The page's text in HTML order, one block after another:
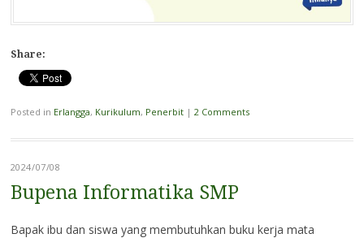
Share:
Posted in Erlangga, Kurikulum, Penerbit | 2 Comments
2024/07/08
Bupena Informatika SMP
Bapak ibu dan siswa yang membutuhkan buku kerja mata